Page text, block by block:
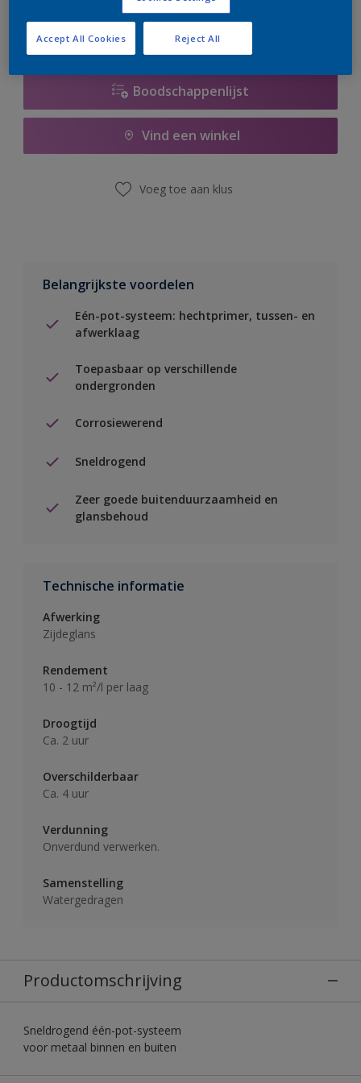
Boodschappenlijst
Vind een winkel
Voeg toe aan klus
Belangrijkste voordelen
Eén-pot-systeem: hechtprimer, tussen- en
afwerklaag
Toepasbaar op verschillende
ondergronden
Corrosiewerend
Sneldrogend
Zeer goede buitenduurzaamheid en
glansbehoud
Technische informatie
Afwerking
Zijdeglans
Rendement
10 - 12 m²/l per laag
Droogtijd
Ca. 2 uur
Overschilderbaar
Ca. 4 uur
Verdunning
Onverdund verwerken.
Samenstelling
Watergedragen
Productomschrijving
Sneldrogend één-pot-systeem
voor metaal binnen en buiten
Reject All
Accept All Cookies